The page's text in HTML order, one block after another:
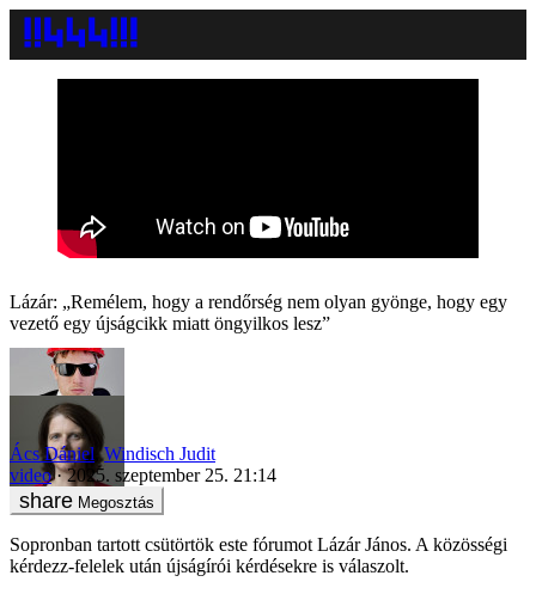
Lázár: „Remélem, hogy a rendőrség nem olyan gyönge, hogy egy
vezető egy újságcikk miatt öngyilkos lesz”
Ács Dániel ,Windisch Judit
video
2025. szeptember 25. 21:14
Megosztás
Sopronban tartott csütörtök este fórumot Lázár János. A közösségi
kérdezz-felelek után újságírói kérdésekre is válaszolt.